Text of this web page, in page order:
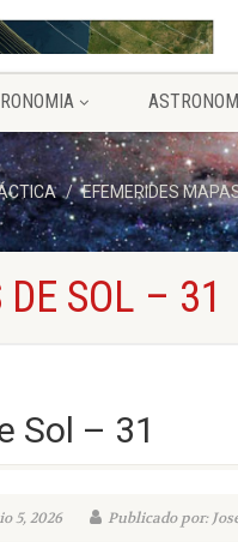
EFEMERIDES
DE SOL – 31
Sol – 31
5, 2026 Publicado por: